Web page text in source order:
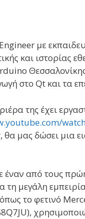
με
και ιστορίας
στο Qt και τα
της έχει
μας δώσει μια
από τους
τη μεγάλη
το φετινό